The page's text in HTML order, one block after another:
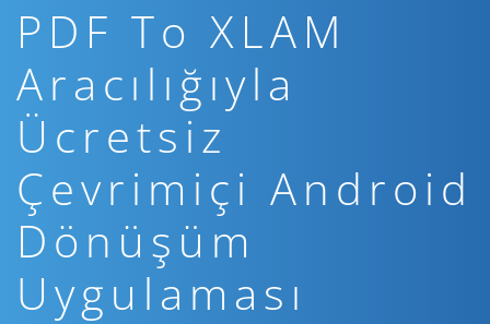
PDF To XLAM
Aracılığıyla
Ücretsiz
Çevrimiçi Android
Dönüşüm
Uygulaması